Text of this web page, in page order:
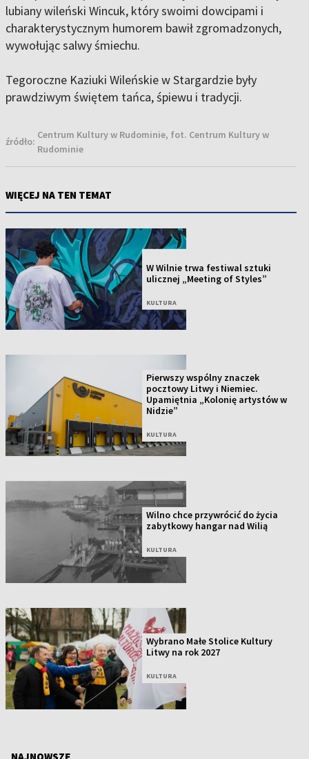
lubiany wileński Wincuk, który swoimi dowcipami i
charakterystycznym humorem bawił zgromadzonych,
wywołując salwy śmiechu.
Tegoroczne Kaziuki Wileńskie w Stargardzie były
prawdziwym świętem tańca, śpiewu i tradycji.
źródło:
Centrum Kultury w Rudominie, fot. Centrum Kultury w
Rudominie
WIĘCEJ NA TEN TEMAT
W Wilnie trwa festiwal sztuki
ulicznej „Meeting of Styles”
KULTURA
Pierwszy wspólny znaczek
pocztowy Litwy i Niemiec.
Upamiętnia „Kolonię artystów w
Nidzie”
KULTURA
Wilno chce przywrócić do życia
zabytkowy hangar nad Wilią
KULTURA
Wybrano Małe Stolice Kultury
Litwy na rok 2027
KULTURA